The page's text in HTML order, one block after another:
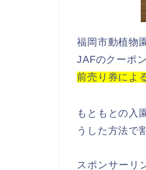
福岡市動植物
JAFのクーポ
前売り券によ
もともとの入
うした方法で
スポンサーリ